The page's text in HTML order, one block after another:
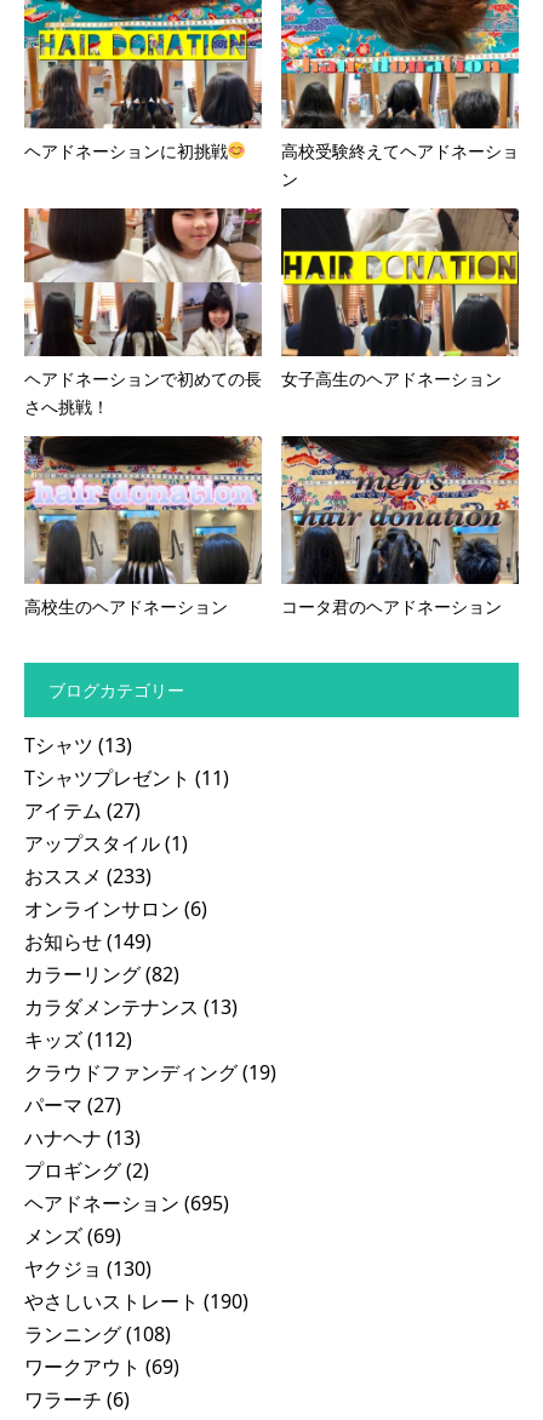
ヘアドネーションに初挑戦
高校受験終えてヘアドネーショ
ン
ヘアドネーションで初めての長
さへ挑戦！
女子高生のヘアドネーション
高校生のヘアドネーション コータ君のヘアドネーション
ブログカテゴリー
Tシャツ (13)
Tシャツプレゼント (11)
アイテム (27)
アップスタイル(1)
おススメ (233)
オンラインサロン (6)
お知らせ(149)
カラーリング(82)
カラダメンテナンス (13)
キッズ(112)
クラウドファンディング(19)
パーマ (27)
ハナヘナ (13)
プロギング(2)
ヘアドネーション (695)
メンズ(69)
ヤクジョ (130)
やさしいストレート (190)
ランニング(108)
ワークアウト (69)
ワラーチ (6)